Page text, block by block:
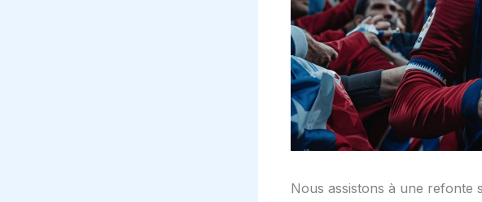
Nous assistons à une refonte